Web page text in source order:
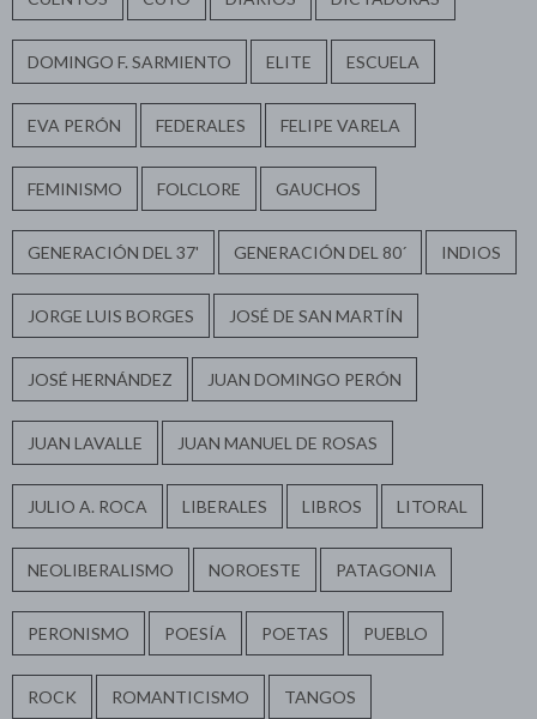
DOMINGO F. SARMIENTO ELITE ESCUELA
EVA PERÓN FEDERALES FELIPE VARELA
FEMINISMO FOLCLORE GAUCHOS
GENERACIÓN DEL 37' GENERACIÓN DEL 80´ INDIOS
JORGE LUIS BORGES JOSÉ DE SAN MARTÍN
JOSÉ HERNÁNDEZ JUAN DOMINGO PERÓN
JUAN LAVALLE JUAN MANUEL DE ROSAS
JULIO A. ROCA LIBERALES LIBROS LITORAL
NEOLIBERALISMO NOROESTE PATAGONIA
PERONISMO POESÍA POETAS PUEBLO
ROCK ROMANTICISMO TANGOS